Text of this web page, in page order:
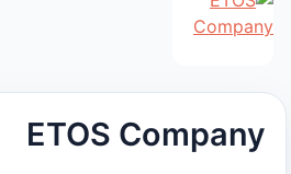
ETOS Company